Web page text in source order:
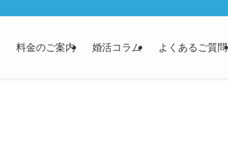
料金のご案内 婚活コラム よくあるご質問